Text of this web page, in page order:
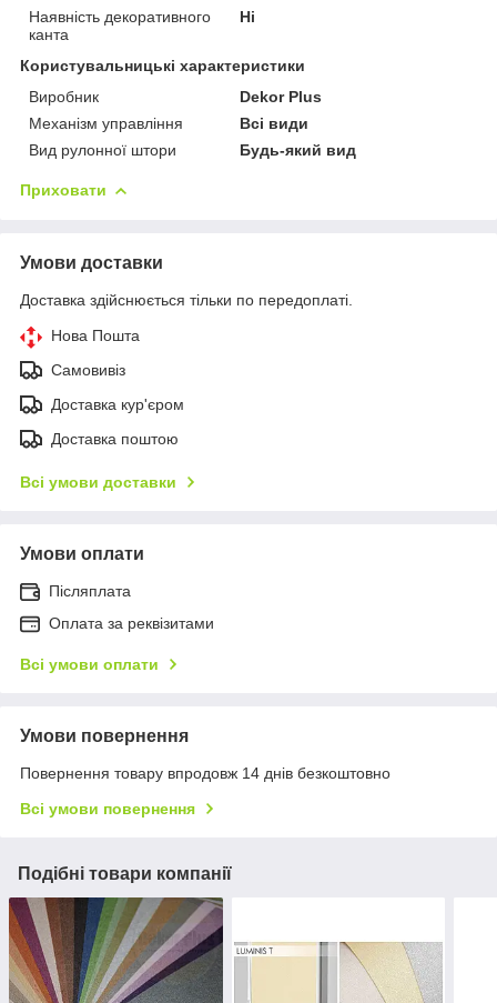
Наявність декоративного
канта
Ні
Користувальницькі характеристики
Виробник
Dekor Plus
Механізм управління
Всі види
Вид рулонної штори
Будь-який вид
Приховати
Умови доставки
Доставка здійснюється тільки по передоплаті.
Нова Пошта
Самовивіз
Доставка кур'єром
Доставка поштою
Всі умови доставки
Умови оплати
Післяплата
Оплата за реквізитами
Всі умови оплати
Умови повернення
Повернення товару впродовж 14 днів безкоштовно
Всі умови повернення
Подібні товари компанії